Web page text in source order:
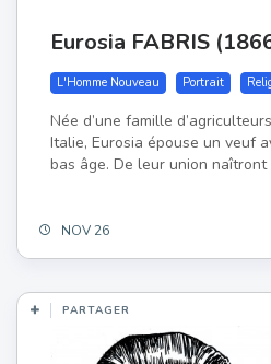
Eurosia FABRIS
L'Homme Nouveau Portrait
Née d’une famille
Italie, Eurosia épouse un veuf
bas âge. De leur union
NOV 26
PARTAGER